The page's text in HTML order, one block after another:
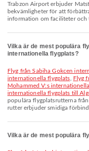
Trabzon Airport erbjuder Matställen, Amningsrum, Väntrum och många andra
bekvämligheter för att
information om faciliteter och
Vilka är de mest populära
internationella flygplats?
Flyg från Sabiha Gokcen internationella flygplats till Kuala Lumpurs
internationella flygplats
Flyg
Mohammed V:s
internationella flygplats till
populära flygplatsrutterna
rutter erbjuder smidiga
Vilka är de mest populära